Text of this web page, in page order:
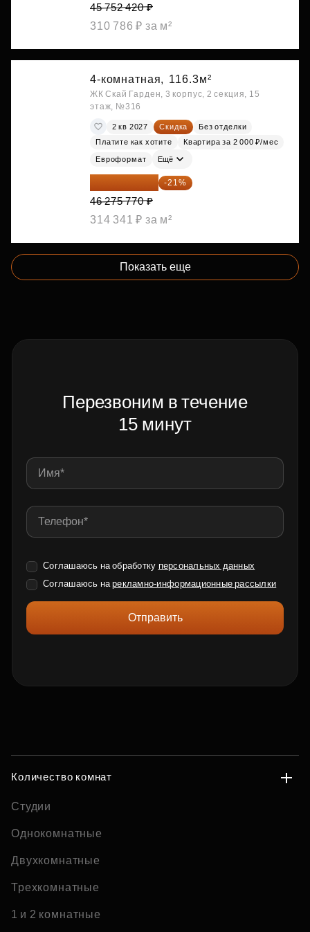
45 752 420 ₽
310 786 ₽ за м²
4-комнатная, 116.3м²
ЖК Скай Гарден, 3 корпус, 2 секция, 15
этаж, №316
2 кв 2027 Скидка
Без отделки
Платите как хотите
Квартира за 2 000 ₽/мес
Евроформат Ещё
36 557 858 ₽ -21%
46 275 770 ₽
314 341 ₽ за м²
Показать еще
Перезвоним в течение
15 минут
Соглашаюсь на обработку персональных данных
Соглашаюсь нарекламно-информационные рассылки
Отправить
Количество комнат
Студии
Однокомнатные
Двухкомнатные
Трехкомнатные
1 и 2 комнатные